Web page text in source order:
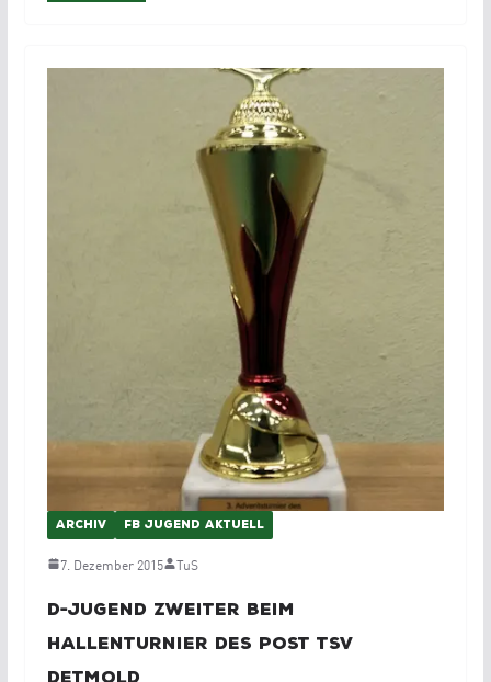
ARCHIV FB JUGEND AKTUELL
7. Dezember 2015 TuS
D-Jugend Zweiter beim
Hallenturnier des Post TSV
Detmold